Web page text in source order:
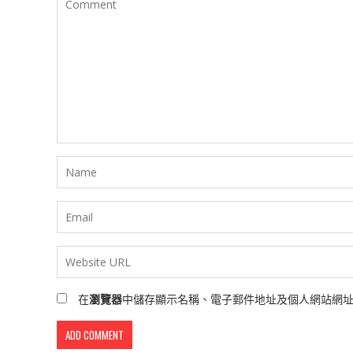
在瀏覽器中儲存顯示名稱、電子郵件地址及個人網站網